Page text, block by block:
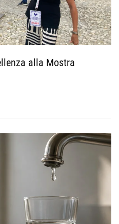
alla Mostra